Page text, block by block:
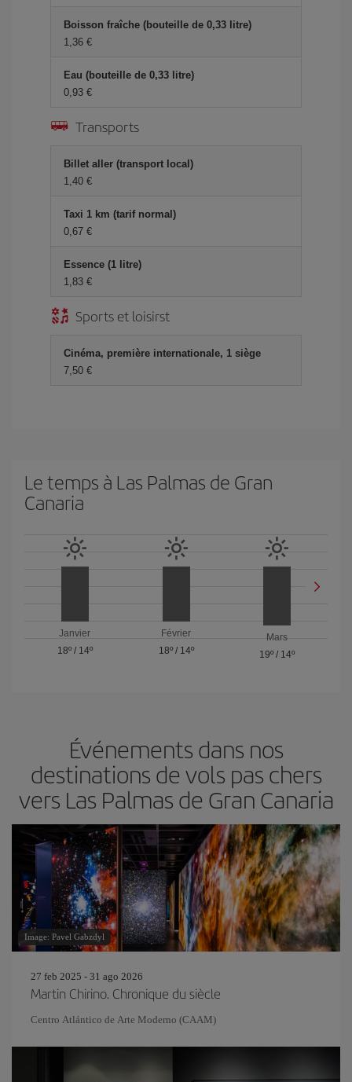
Boisson fraîche (bouteille de 0,33 litre)
1,36 €
Eau (bouteille de 0,33 litre)
0,93 €
Transports
Billet aller (transport local)
1,40 €
Taxi 1 km (tarif normal)
0,67 €
Essence (1 litre)
1,83 €
Sports et loisirst
Cinéma, première internationale, 1 siège
7,50 €
Le temps à Las Palmas de Gran
Canaria
Janvier
18º/ 14º
Février
18º/ 14º
Mars
19º / 14º
Événements dans nos
destinations de vols pas chers
vers Las Palmas de Gran Canaria
Image: Pavel Gabzdyl
27 feb 2025 - 31 ago 2026
Martin Chirino. Chronique du siècle
Centro Atlántico de Arte Moderno (CAAM)